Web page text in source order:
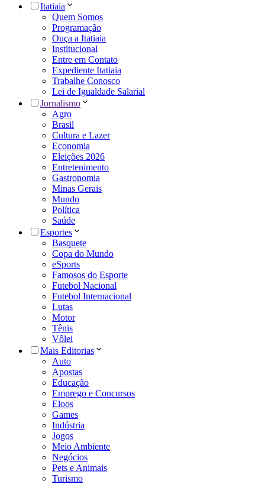
Itatiaia
Quem Somos
Programação
Ouça a Itatiaia
Institucional
Entre em Contato
Expediente Itatiaia
Trabalhe Conosco
Lei de Igualdade Salarial
Jornalismo
Agro
Brasil
Cultura e Lazer
Economia
Eleições 2026
Entretenimento
Gastronomia
Minas Gerais
Mundo
Política
Saúde
Esportes
Basquete
Copa do Mundo
eSports
Famosos do Esporte
Futebol Nacional
Futebol Internacional
Lutas
Motor
Tênis
Vôlei
Mais Editorias
Auto
Apostas
Educação
Emprego e Concursos
Eloos
Games
Indústria
Jogos
Meio Ambiente
Negócios
Pets e Animais
Turismo